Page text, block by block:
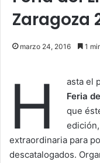
Zaragoza
marzo 24, 2016 1
H
asta el
Feria
que
extraordinaria para
descatalogados.